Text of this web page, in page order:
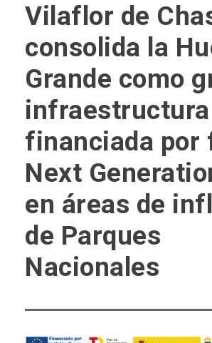
Vilaflor de
consolida la
Grande como
financiada por
Next
en áreas de
de Parques
Nacionales